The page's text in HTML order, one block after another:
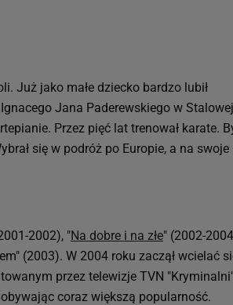
Już jako małe dziecko bardzo lubił
Jana Paderewskiego w Stalowej
Przez pięć lat trenował karate.
się w podróż po Europie, a na swoje
2002), "Na dobre i na złe" (2002-
(2003). W 2004 roku zaczął wcielać
przez telewizje TVN
coraz większą popularność.